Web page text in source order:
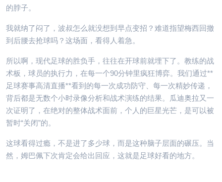
的脖子。
我就纳了闷了，波叔怎么就没想到早点变招？难道指望梅西回撤
到后腰去抢球吗？这场面，看得人着急。
所以啊，现代足球的胜负手，往往在开球前就埋下了。教练的战
术板，球员的执行力，在每一个90分钟里疯狂博弈。我们通过**
足球赛事高清直播**看到的每一次成功防守、每一次精妙传递，
背后都是无数个小时录像分析和战术演练的结果。瓜迪奥拉又一
次证明了，在绝对的整体战术面前，个人的巨星光芒，是可以被
暂时“关闭”的。
这球看得过瘾，不是进了多少球，而是这种脑子层面的碾压。当
然，姆巴佩下次肯定会给出回应，这就是足球好看的地方。